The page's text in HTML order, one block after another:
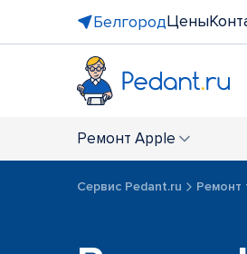
БелгородЦены
Ремонт Apple
Сервис Pedant.ru Ремонт